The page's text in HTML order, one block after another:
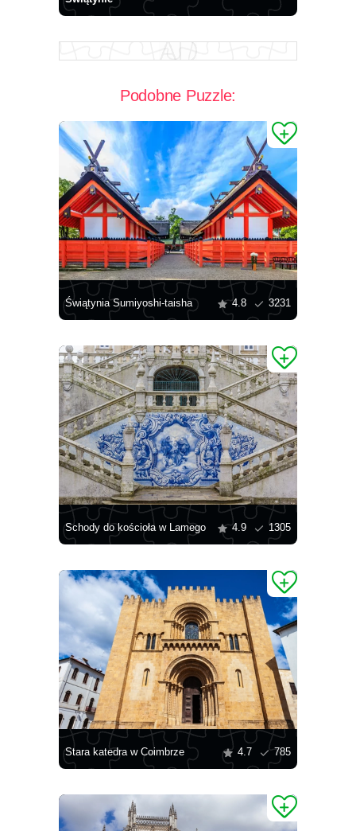
Podobne Puzzle:
Świątynia Sumiyoshi-taisha 4.8 3231
Schody do kościoła w Lamego 4.9 1305
Stara katedra w Coimbrze 4.7 785